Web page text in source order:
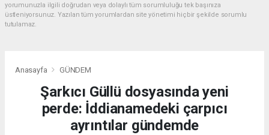
yorumunuzla ilgili doğrudan veya dolaylı tüm sorumluluğu tek başınıza
üstleniyorsunuz. Yazılan tüm yorumlardan site yönetimi hiçbir şekilde sorumlu
tutulamaz.
Anasayfa GÜNDEM
Şarkıcı Güllü dosyasında yeni
perde: İddianamedeki çarpıcı
ayrıntılar gündemde